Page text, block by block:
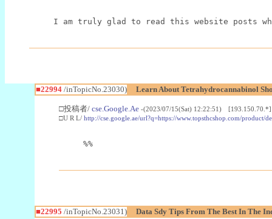
I am truly glad to read this website posts
■22994/inTopicNo.23030) Learn About Tetrahydrocannabinol
□投稿者/ cse.Google.Ae -(2023/07/15(Sat) 12:22:51) [193.150.70.*]
□U R L/ http://cse.google.ae/url?q=https://www.topsthcshop.com/
%%
■22995 /inTopicNo.23031) Data Sdy Tips From The Best In The